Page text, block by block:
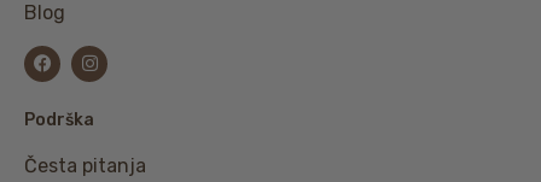
Blog
Podrška
Česta pitanja